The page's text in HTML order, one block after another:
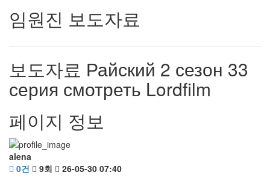
임원진 보도자료
보도자료 Райский 2 сезон 33
серия смотреть Lordfilm
페이지 정보
alena
0건
9회 26-05-30 07:40